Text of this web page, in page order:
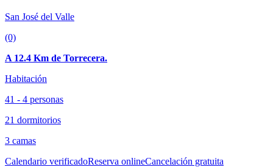
San José del Valle
(0)
A 12.4 Km de Torrecera.
Habitación
41 - 4 personas
21 dormitorios
3 camas
Calendario verificadoReserva onlineCancelación gratuita